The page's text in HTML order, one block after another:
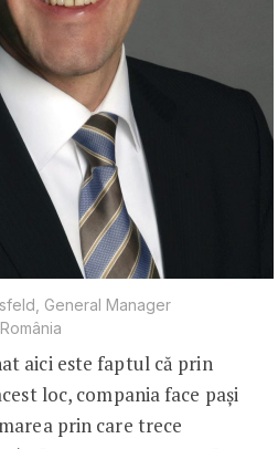
General Manager
aici este faptul că prin
loc, compania face pași
prin care trece